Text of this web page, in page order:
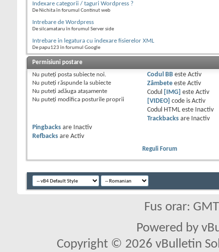
Indexare categorii / taguri Wordpress ?
De Nichita în forumul Continut web
Intrebare de Wordpress
De silcamataru în forumul Server side
Intrebare in legatura cu indexare fisierelor XML
De papu123 în forumul Google
Permisiuni postare
Nu puteţi posta subiecte noi.
Nu puteţi răspunde la subiecte
Nu puteţi adăuga ataşamente
Nu puteţi modifica posturile proprii
Codul BBeste Activ
Zâmbeteeste Activ
Codul
[IMG] este Activ
[VIDEO]
code is Activ
Codul HTML este
Inactiv
Trackbacksare
Inactiv
Pingbacks are
Inactiv
Refbacks are Activ
Reguli Forum
Fus orar:
Powered by
Copyright © 2026 vBulletin